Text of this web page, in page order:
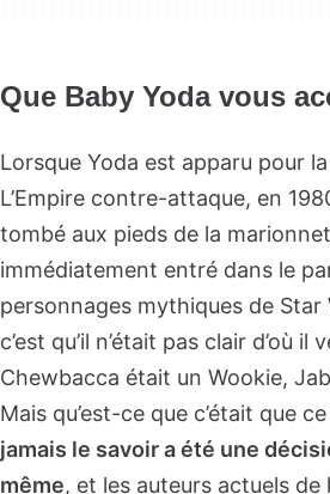
Que Baby Yoda vous
Lorsque Yoda est apparu pour
L’Empire contre-attaque, en
tombé aux pieds de la
immédiatement entré dans le
personnages mythiques de Star
c’est qu’il n’était pas clair d’où il
Chewbacca était un Wookie,
Mais qu’est-ce que c’était que
jamais le savoir a été une
même, et les auteurs actuels de